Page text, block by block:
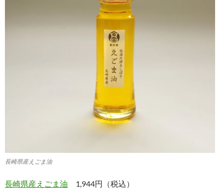
長崎県産えごま油
長崎県産えごま油 1,944円（税込）